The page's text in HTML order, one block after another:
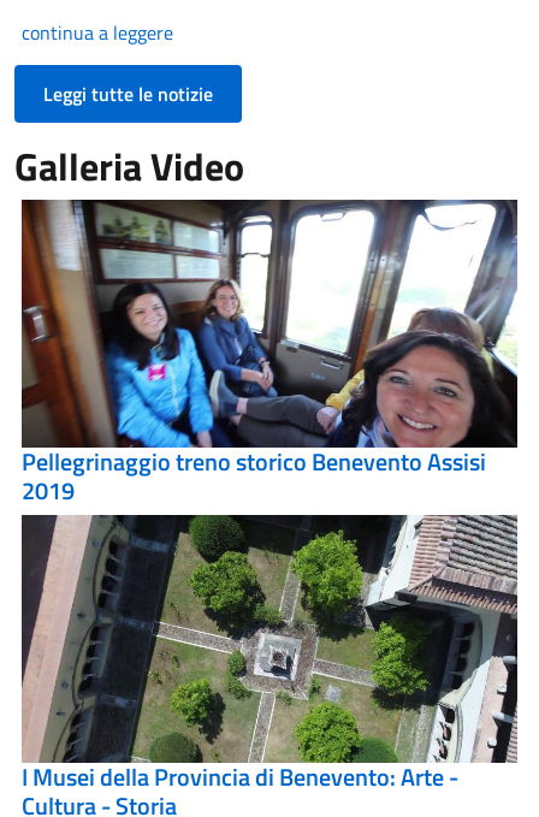
continua a leggere
Leggi tutte le notizie
Galleria Video
Pellegrinaggio treno storico Benevento Assisi
2019
I Musei della Provincia di Benevento: Arte -
Cultura - Storia